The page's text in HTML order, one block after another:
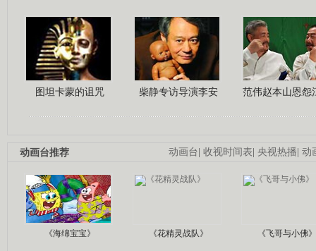
图坦卡蒙的诅咒 柴静专访导演李安 范伟赵本山恩怨
动画台| 收视时间表| 央视热播| 动
动画台推荐
《海绵宝宝》 《花精灵战队》 《飞哥与小佛》